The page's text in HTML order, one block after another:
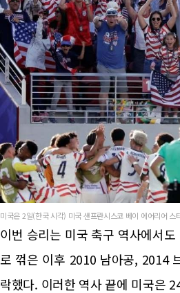
미국은 2일(한국 시각) 미국 샌프란시스코 베이 에어리어
이번 승리는 미국 축구 역사에서
로 꺾은 이후 2010 남아공, 2014
락했다. 이러한 역사 끝에 미국은